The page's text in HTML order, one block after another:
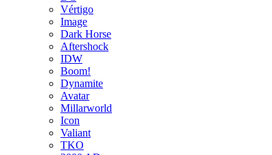
Vértigo
Image
Dark Horse
Aftershock
IDW
Boom!
Dynamite
Avatar
Millarworld
Icon
Valiant
TKO